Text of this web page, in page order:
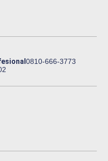
0810-666-3773